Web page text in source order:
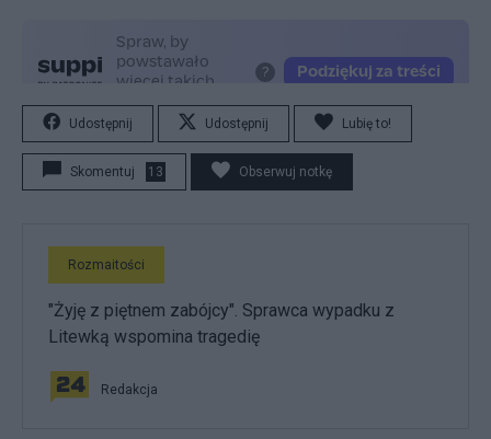
Udostępnij Udostępnij Lubię to!
Skomentuj 13 Obserwuj notkę
Rozmaitości
"Żyję z piętnem zabójcy". Sprawca wypadku z
Litewką wspomina tragedię
Redakcja